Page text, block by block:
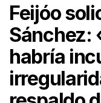
Feijóo
Sánchez:
habría